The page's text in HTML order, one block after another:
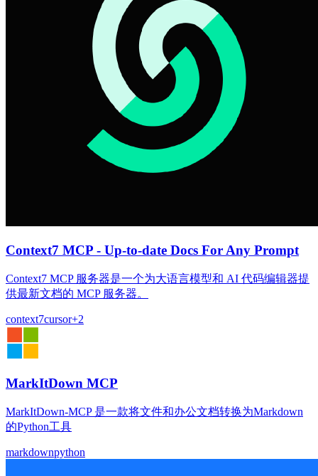
Context7 MCP - Up-to-date Docs For Any Prompt
Context7 MCP 服务器是一个为大语言模型和 AI 代码编辑器提
供最新文档的 MCP 服务器。
context7cursor+2
MarkItDown MCP
MarkItDown-MCP 是一款将文件和办公文档转换为Markdown
的Python工具
markdownpython